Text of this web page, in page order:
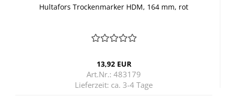
Hul­ta­fors Tro­cken­mar­ker HDM, 164 mm, rot
13,92 EUR
Art.Nr.: 483179
Lieferzeit: ca. 3-4 Tage